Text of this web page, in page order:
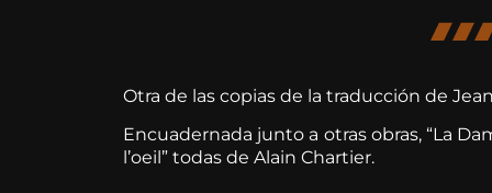
Otra de las copias de la traducción de
Encuadernada junto a otras obras, “La
l’oeil” todas de Alain Chartier.